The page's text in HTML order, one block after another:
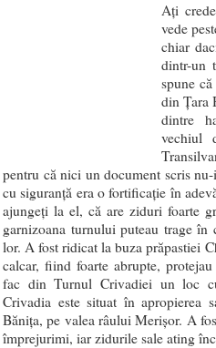
Aţi
vede
chiar
dintr-un
spune
din Ţara
dintre
vechiul
pentru că nici un document scris
cu siguranţă era o fortificaţie în
ajungeți la el, că are ziduri foarte
garnizoana turnului puteau trage
lor. A fost ridicat la buza prăpastiei
calcar, fiind foarte abrupte,
fac din Turnul Crivadiei un loc
Crivadia este situat în apropierea
Băniţa, pe valea râului Merişor. A
împrejurimi, iar zidurile sale ating